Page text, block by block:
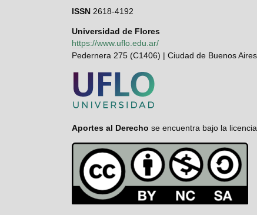
ISSN 2618-4192
Universidad de Flores
https://www.uflo.edu.ar/
Pedernera 275 (C1406) | Ciudad de Buenos
Aportes al Derecho se encuentra bajo la